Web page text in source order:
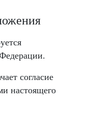
согласие
настоящего